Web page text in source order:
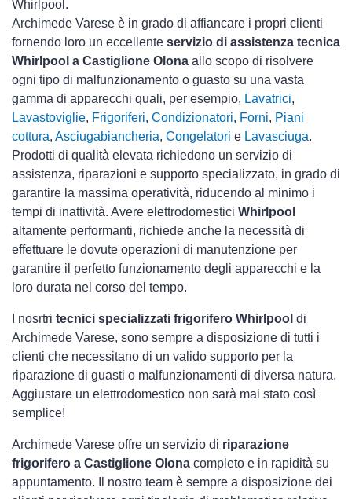
Whirlpool.
Archimede Varese è in grado di affiancare i propri clienti
fornendo loro un eccellente servizio di assistenza tecnica
Whirlpool a Castiglione Olona allo scopo di risolvere
ogni tipo di malfunzionamento o guasto su una vasta
gamma di apparecchi quali, per esempio, Lavatrici,
Lavastoviglie, Frigoriferi, Condizionatori, Forni, Piani
cottura, Asciugabiancheria, Congelatori e Lavasciuga.
Prodotti di qualità elevata richiedono un servizio di
assistenza, riparazioni e supporto specializzato, in grado di
garantire la massima operatività, riducendo al minimo i
tempi di inattività. Avere elettrodomestici Whirlpool
altamente performanti, richiede anche la necessità di
effettuare le dovute operazioni di manutenzione per
garantire il perfetto funzionamento degli apparecchi e la
loro durata nel corso del tempo.
I nosrtri tecnici specializzati frigorifero Whirlpool di
Archimede Varese, sono sempre a disposizione di tutti i
clienti che necessitano di un valido supporto per la
riparazione di guasti o malfunzionamenti di diversa natura.
Aggiustare un elettrodomestico non sarà mai stato così
semplice!
Archimede Varese offre un servizio di riparazione
frigorifero a Castiglione Olona completo e in rapidità su
appuntamento. Il nostro team è sempre a disposizione dei